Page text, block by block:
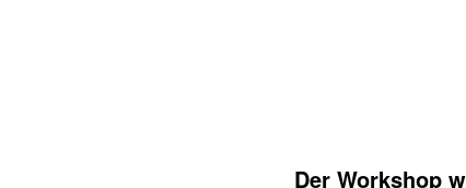
Der Workshop